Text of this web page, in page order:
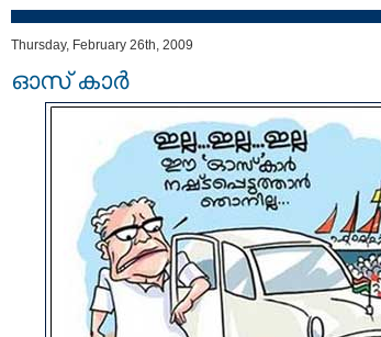
Thursday, February 26th, 2009
ഓസ് കാര്‍